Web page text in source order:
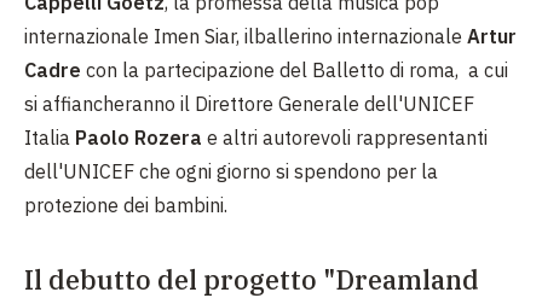
internazionale Imen Siar, ilballerino internazionale Artur
Cadre con la partecipazione del Balletto di roma, a cui
si affiancheranno il Direttore Generale dell'UNICEF
Italia Paolo Rozera e altri autorevoli rappresentanti
dell'UNICEF che ogni giorno si spendono per la
protezione dei bambini.
Il debutto del progetto "Dreamland